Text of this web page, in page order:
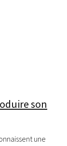
son
une